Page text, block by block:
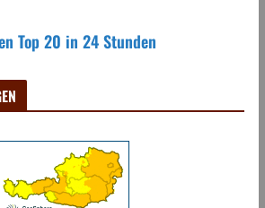
Top 20 in 24 Stunden